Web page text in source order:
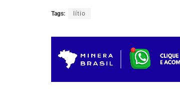
Tags: lítio